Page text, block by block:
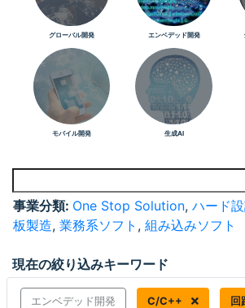
グローバル開発 エンベデッド開発
モバイル開発 生成AI
事業分類: One Stop Solution, ハード
板製造, 業務系ソフト , 組み込みソフト
現在の絞り込みキーワード
エンベデッド開発 C/C++ 回